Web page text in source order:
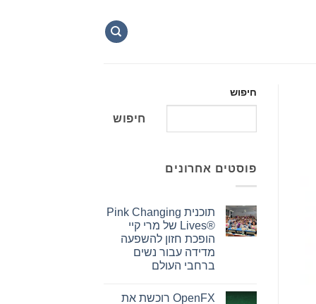
חיפוש
חיפוש
פוסטים אחרונים
תוכנית Pink Changing
Lives®‎ של מרי קיי
הופכת חזון להשפעה
מדידה עבור נשים
ברחבי העולם
על
OpenFX רוכשת את